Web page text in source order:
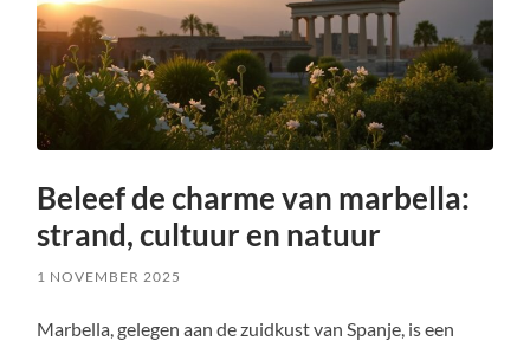
Beleef de charme van marbella:
strand, cultuur en natuur
1 NOVEMBER 2025
Marbella, gelegen aan de zuidkust van Spanje, is een